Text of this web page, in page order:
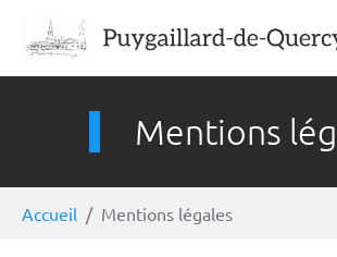
Mentions
Accueil Mentions légales